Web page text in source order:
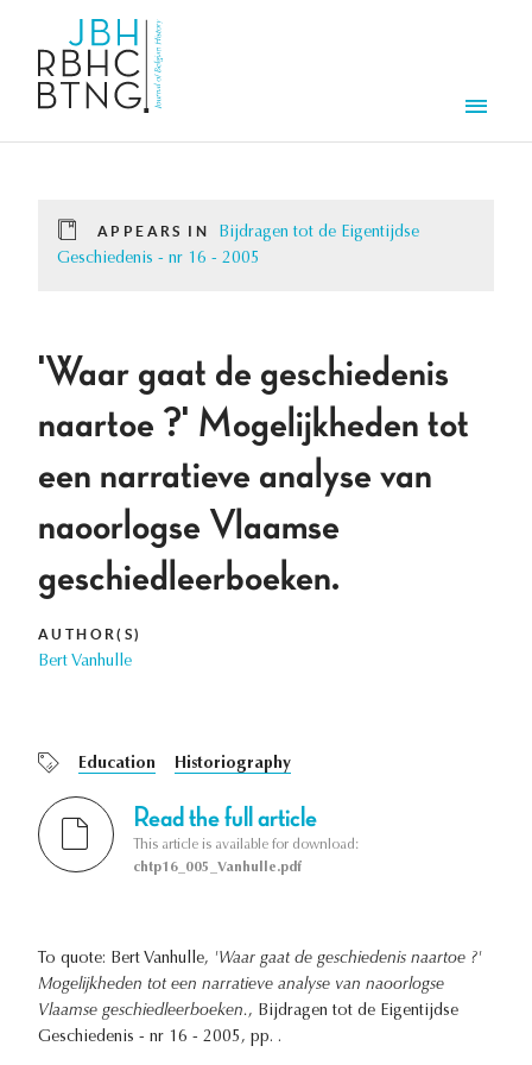
APPEARS IN
Bijdragen tot de Eigentijdse
Geschiedenis - nr 16 - 2005
'Waar gaat de geschiedenis
naartoe ?' Mogelijkheden tot
een narratieve analyse van
naoorlogse Vlaamse
geschiedleerboeken.
AUTHOR(S)
Bert Vanhulle
Education Historiography
Read the full article
This article is available for download:
chtp16_005_Vanhulle.pdf
To quote: Bert Vanhulle, 'Waar gaat de geschiedenis naartoe ?'
Mogelijkheden tot een narratieve analyse van naoorlogse
Vlaamse geschiedleerboeken., Bijdragen tot de Eigentijdse
Geschiedenis - nr 16 - 2005, pp. .